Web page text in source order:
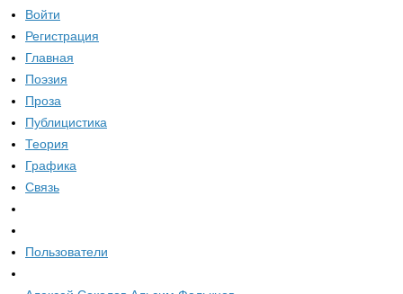
Войти
Регистрация
Главная
Поэзия
Проза
Публицистика
Теория
Графика
Связь
Пользователи